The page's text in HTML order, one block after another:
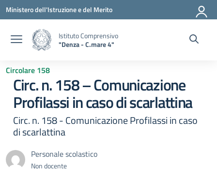
Vai ai contenuti
Vai al menu di navigazione
Vai al footer
Ministero dell'Istruzione e del Merito
Istituto Comprensivo
"Denza - C.mare 4"
Circolare 158
Circ. n. 158 – Comunicazione
Profilassi in caso di scarlattina
Circ. n. 158 - Comunicazione Profilassi in caso
di scarlattina
Personale scolastico
Non docente